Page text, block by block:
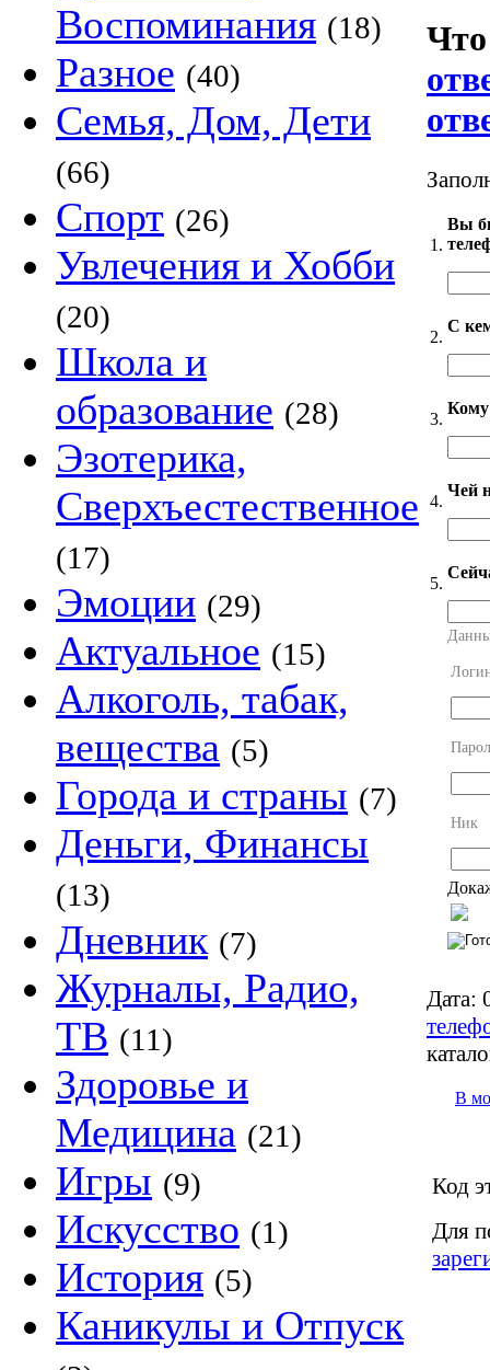
Воспоминания (18)
Разное (40)
Семья, Дом, Дети
(66)
Спорт (26)
Увлечения и Хобби
(20)
Школа и
образование (28)
Эзотерика,
Сверхъестественное
(17)
Эмоции (29)
Актуальное (15)
Алкоголь, табак,
вещества (5)
Города и страны (7)
Деньги, Финансы
(13)
Дневник (7)
Журналы, Радио,
ТВ (11)
Здоровье и
Медицина (21)
Игры (9)
Искусство (1)
История (5)
Каникулы и Отпуск
1.
Вы
2.
С
3.
Кому
4.
Чей
5.
Ник
Дата:
В
Код
Для